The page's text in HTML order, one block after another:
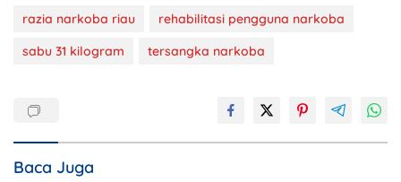
razia narkoba riau
rehabilitasi pengguna narkoba
sabu 31 kilogram
tersangka narkoba
Baca Juga